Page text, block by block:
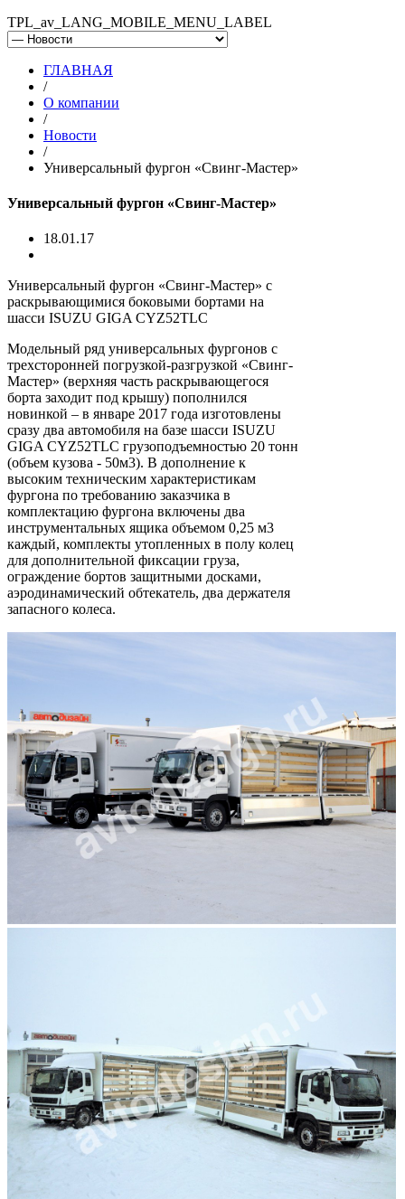
TPL_av_LANG_MOBILE_MENU_LABEL
ГЛАВНАЯ
/
О компании
/
Новости
/
Универсальный фургон «Свинг-Мастер»
Универсальный фургон «Свинг-Мастер»
18.01.17
Универсальный фургон «Свинг-Мастер» с
раскрывающимися боковыми бортами на
шасси ISUZU GIGA CYZ52TLC
Модельный ряд универсальных фургонов с
трехсторонней погрузкой-разгрузкой «Свинг-
Мастер» (верхняя часть раскрывающегося
борта заходит под крышу) пополнился
новинкой – в январе 2017 года изготовлены
сразу два автомобиля на базе шасси ISUZU
GIGA CYZ52TLC грузоподъемностью 20 тонн
(объем кузова - 50м3). В дополнение к
высоким техническим характеристикам
фургона по требованию заказчика в
комплектацию фургона включены два
инструментальных ящика объемом 0,25 м3
каждый, комплекты утопленных в полу колец
для дополнительной фиксации груза,
ограждение бортов защитными досками,
аэродинамический обтекатель, два держателя
запасного колеса.